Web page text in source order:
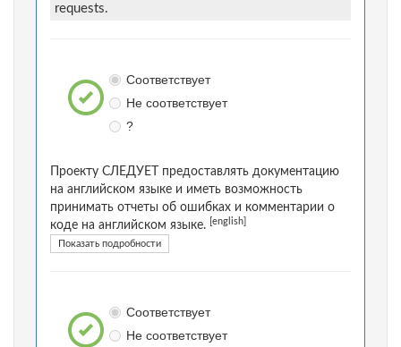
requests.
Соответствует
Не соответствует
?
Проекту СЛЕДУЕТ предоставлять документацию
на английском языке и иметь возможность
принимать отчеты об ошибках и комментарии о
коде на английском языке.
[english]
Показать подробности
Соответствует
Не соответствует